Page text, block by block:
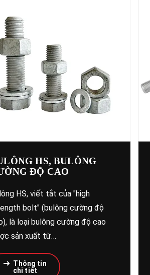
HS, BULÔNG
ĐỘ CAO
HS, viết tắt của "high
bolt" (bulông cường độ
là loại bulông cường độ cao
sản xuất từ…
Thông tin
chi tiết